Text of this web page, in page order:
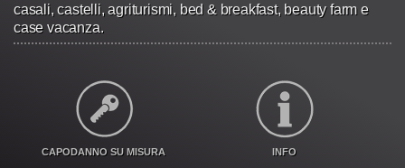
casali, castelli, agriturismi, bed & breakfast, beauty farm e
case vacanza.
CAPODANNO SU MISURA INFO